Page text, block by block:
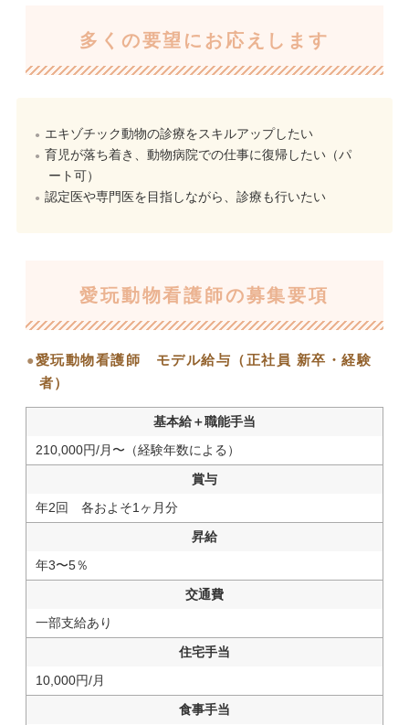
多くの要望にお応えします
エキゾチック動物の診療をスキルアップしたい
育児が落ち着き、動物病院での仕事に復帰したい（パ
ート可）
認定医や専門医を目指しながら、診療も行いたい
愛玩動物看護師の募集要項
愛玩動物看護師 モデル給与（正社員 新卒・経験
者）
基本給＋職能手当
210,000円/月〜（経験年数による）
賞与
年2回 各およそ1ヶ月分
昇給
年3〜5％
交通費
一部支給あり
住宅手当
10,000円/月
食事手当